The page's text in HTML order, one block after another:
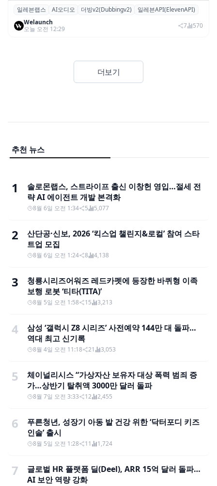
일레븐랩스, 감정·퍼포먼스 재현하는 ‘더빙
v2’ API 공개
일레븐랩스 AI오디오 더빙v2(Dubbingv2)
일레븐API(ElevenAPI)
Welaunch
오늘 오전 12:29
7 570
더보기
추천 뉴스
1
솔로몬랩스, 스트라이프 출신 이창헌 영입…절세 전
략 AI 에이전트 개발 본격화
8월 6일 오전 1:34 5 5,077
2
산단공·신보, 2026 ‘킥스업 챌린지&로컬’ 참여 스타
트업 모집
8월 6일 오전 1:24 8 4,138
3
청룡시리즈어워즈 레드카펫에 등장한 바퀴형 이족
보행 로봇 ‘티타(TITA)’
8월 5일 오전 1:58 15 3,213
4
삼성 ‘갤럭시 Z8 시리즈’ 사전예약 144만 대 돌파…
역대 최고 신기록
8월 4일 오전 11:18 21 3,053
5
체이널리시스 “가상자산 보유자 대상 폭력 범죄 증
가…상반기 탈취액 3000만 달러 돌파
8월 7일 오전 3:33 12 2,455
6
푸른청년, 성장기 아동 발 건강 위한 ‘닥터포디 키즈
인솔’ 출시
8월 5일 오전 1:28 11 1,724
7
글로벌 HR 플랫폼 딜(Deel), ARR 15억 달러 돌파…
AI 보안 역량 강화